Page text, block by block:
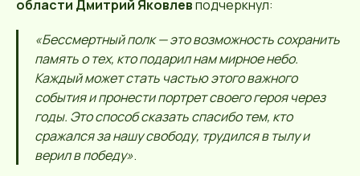
области Дмитрий Яковлевподчеркнул:
«Бессмертный полк — это возможность сохранить
память о тех, кто подарил нам мирное небо.
Каждый может стать частью этого важного
события и пронести портрет своего героя через
годы. Это способ сказать спасибо тем, кто
сражался за нашу свободу, трудился в тылу и
верил в победу».